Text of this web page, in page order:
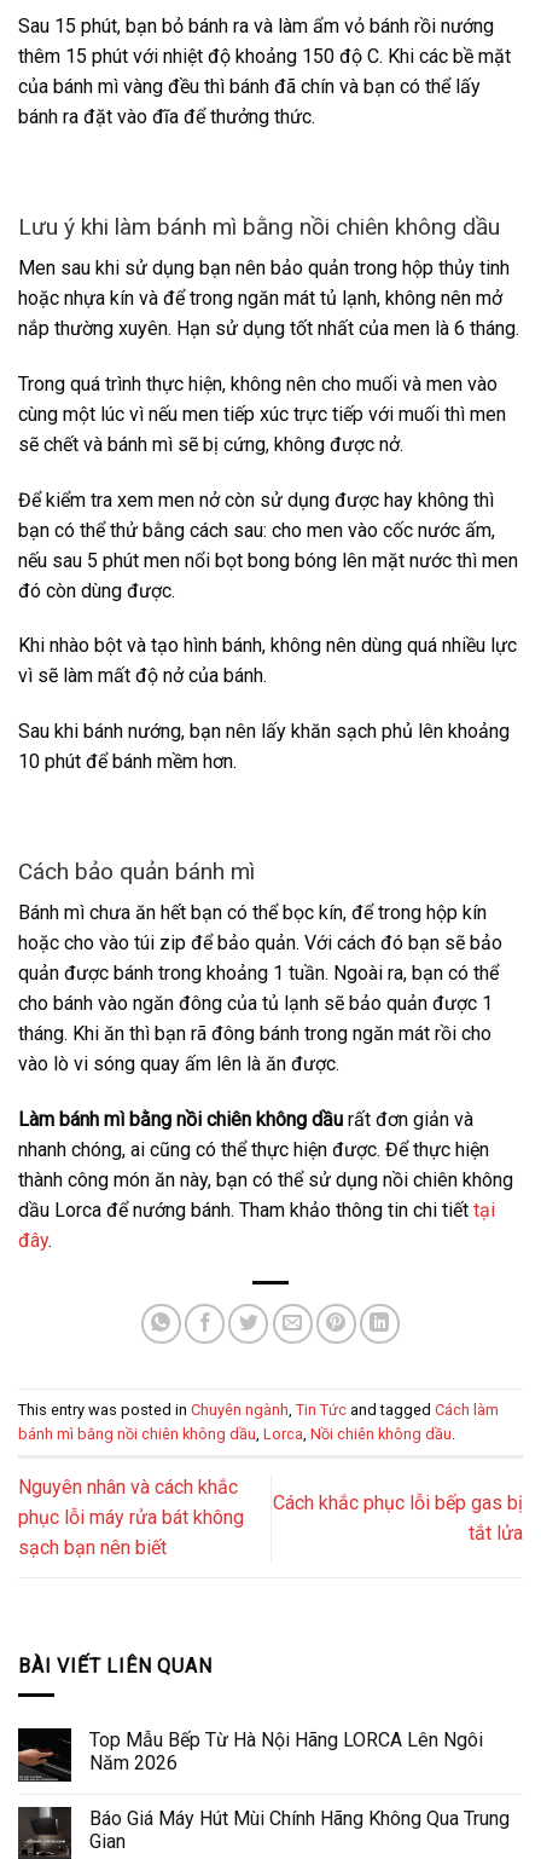
Sau 15 phút, bạn bỏ bánh ra và làm ẩm vỏ bánh rồi nướng
thêm 15 phút với nhiệt độ khoảng 150 độ C. Khi các bề mặt
của bánh mì vàng đều thì bánh đã chín và bạn có thể lấy
bánh ra đặt vào đĩa để thưởng thức.
Lưu ý khi làm bánh mì bằng nồi chiên không dầu
Men sau khi sử dụng bạn nên bảo quản trong hộp thủy tinh
hoặc nhựa kín và để trong ngăn mát tủ lạnh, không nên mở
nắp thường xuyên. Hạn sử dụng tốt nhất của men là 6 tháng.
Trong quá trình thực hiện, không nên cho muối và men vào
cùng một lúc vì nếu men tiếp xúc trực tiếp với muối thì men
sẽ chết và bánh mì sẽ bị cứng, không được nở.
Để kiểm tra xem men nở còn sử dụng được hay không thì
bạn có thể thử bằng cách sau: cho men vào cốc nước ấm,
nếu sau 5 phút men nổi bọt bong bóng lên mặt nước thì men
đó còn dùng được.
Khi nhào bột và tạo hình bánh, không nên dùng quá nhiều lực
vì sẽ làm mất độ nở của bánh.
Sau khi bánh nướng, bạn nên lấy khăn sạch phủ lên khoảng
10 phút để bánh mềm hơn.
Cách bảo quản bánh mì
Bánh mì chưa ăn hết bạn có thể bọc kín, để trong hộp kín
hoặc cho vào túi zip để bảo quản. Với cách đó bạn sẽ bảo
quản được bánh trong khoảng 1 tuần. Ngoài ra, bạn có thể
cho bánh vào ngăn đông của tủ lạnh sẽ bảo quản được 1
tháng. Khi ăn thì bạn rã đông bánh trong ngăn mát rồi cho
vào lò vi sóng quay ấm lên là ăn được.
Làm bánh mì bằng nồi chiên không dầu rất đơn giản và
nhanh chóng, ai cũng có thể thực hiện được. Để thực hiện
thành công món ăn này, bạn có thể sử dụng nồi chiên không
dầu Lorca để nướng bánh. Tham khảo thông tin chi tiết tại
đây.
This entry was posted in Chuyên ngành Tin Tức and tagged Cách làm
bánh mì bằng nồi chiên không dầu Lorca Nồi chiên không dầu
Nguyên nhân và cách khắc
phục lỗi máy rửa bát không
sạch bạn nên biết
Cách khắc phục lỗi bếp gas bị
tắt lửa
BÀI VIẾT LIÊN QUAN
Top Mẫu Bếp Từ Hà Nội Hãng LORCA Lên Ngôi
Năm 2026
Báo Giá Máy Hút Mùi Chính Hãng Không Qua Trung
Gian